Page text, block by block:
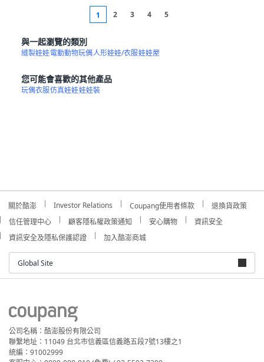
1 2 3 4 5
與一起瀏覽的類別
縫製娃娃電動動物玩偶人形娃娃/衣服娃娃屋
您可能會喜歡的其他產品
玩偶衣服仿真娃娃娃娃裝
關於酷澎 Investor Relations Coupang使用者條款
退換貨政策
信任管理中心
顧客隱私權政策通知 安心購物
資訊安全
資訊安全及隱私保護認證
加入酷澎商城
Global Site
公司名稱：酷澎股份有限公司
聯繫地址：11049 台北市信義區信義路五段7號13樓之1
統編：91002999